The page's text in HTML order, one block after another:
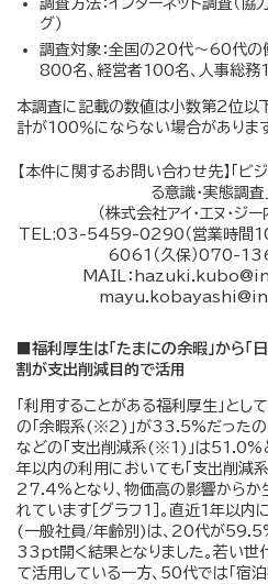
調査方法：インターネット調査（協
グ）
調査対象：全国の20代〜60代の
800名、経営者100名、人事総務
本調査に記載の数値は小数第2位以
計が100％にならない場合があります
【本件に関するお問い合わせ先】「
る意識・実態調
（株式会社アイ・エヌ・ジ
TEL:03-5459-0290（営業時
6061（久保）070-
MAIL：
■福利厚生は「たまにの余暇」から
割が支出削減目的で活用
「利用することがある福利厚生」とし
の「余暇系(※2)」が33.5%だったの
などの「支出削減系(※1)」は51.0%
年以内の利用においても「支出削減
27.4%となり、物価高の影響から
れています［グラフ1］。直近1年以内
(一般社員/年齢別)は、20代が
33pt開く結果となりました。若い世
て活用している一方、50代では「宿